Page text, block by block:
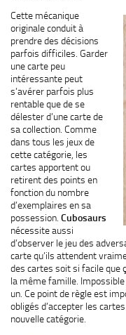
Cette mécanique
originale conduit à
prendre des décisions
parfois difficiles. Garder
une carte peu
intéressante peut
s’avérer parfois plus
rentable que de se
délester d’une carte de
sa collection. Comme
dans tous les jeux de
cette catégorie, les
cartes apportent ou
retirent des points en
fonction du nombre
d’exemplaires en sa
possession. Cubosaurs
nécessite aussi
d’observer le jeu des
carte qu’ils attendent
des cartes soit si facile que
la même famille.
un. Ce point de règle est
obligés d’accepter les
nouvelle catégorie.